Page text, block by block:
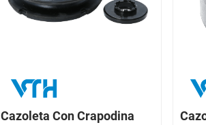
Cazoleta Con Crapodina